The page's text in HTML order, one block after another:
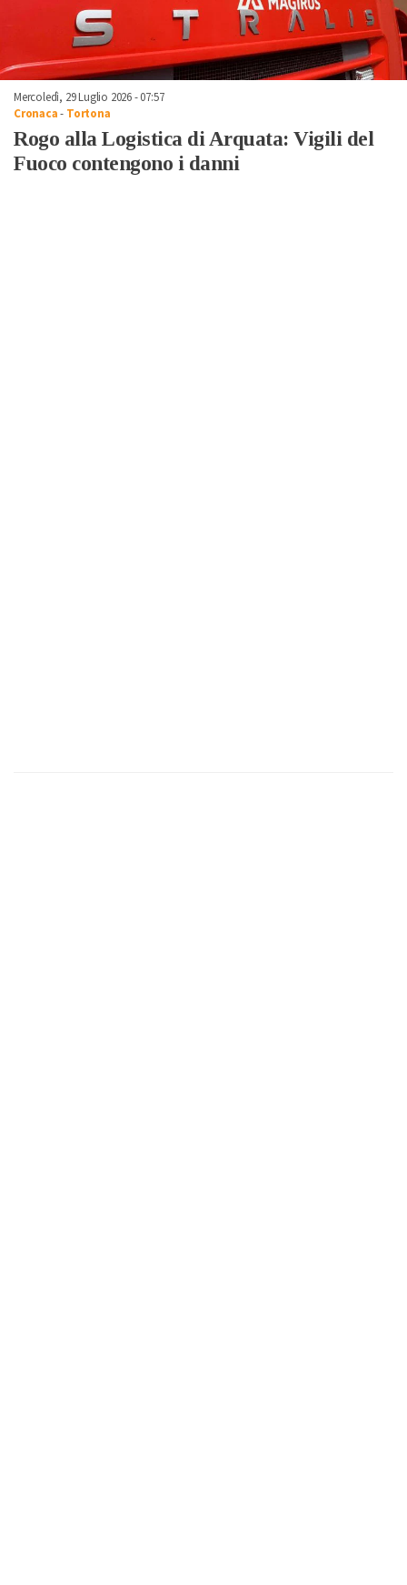
Mercoledì, 29 Luglio 2026 - 07:57
Cronaca- Tortona
Rogo alla Logistica di Arquata: Vigili del
Fuoco contengono i danni